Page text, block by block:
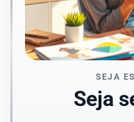
SEJA
Seja